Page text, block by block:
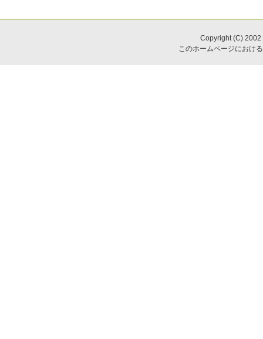
Copyright (C)
このホームページにおけ